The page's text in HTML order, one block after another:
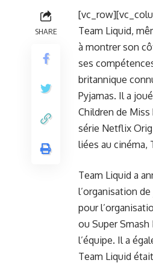
SHARE
Team Liquid,
à montrer son
ses
britannique
Pyjamas. Il a
Children de
série Netflix
liées au cinéma,
Team Liquid a
l’organisation
pour
ou Super
l’équipe. Il a
Team Liquid